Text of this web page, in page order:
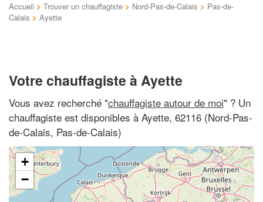
Accueil > Trouver un chauffagiste > Nord-Pas-de-Calais > Pas-de-
Calais > Ayette
Votre chauffagiste à Ayette
Vous avez recherché "chauffagiste autour de moi" ? Un
chauffagiste est disponibles à Ayette, 62116 (Nord-Pas-
de-Calais, Pas-de-Calais)
+
−